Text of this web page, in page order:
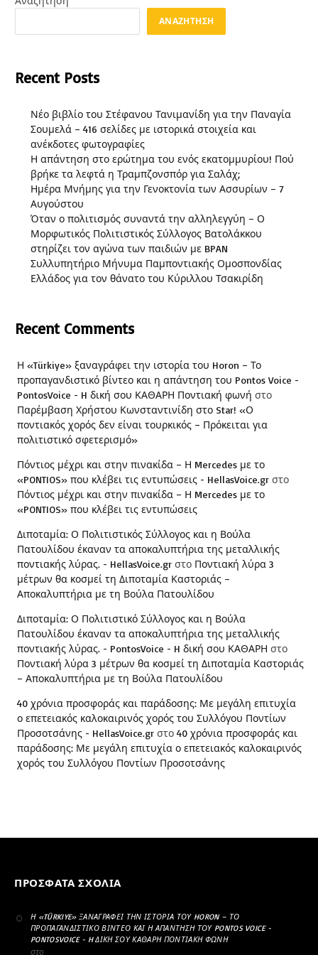
ΑΝΑΖΉΤΗΣΗ
Recent Posts
Νέο βιβλίο του Στέφανου Τανιμανίδη για την Παναγία
Σουμελά – 416 σελίδες με ιστορικά στοιχεία και
ανέκδοτες φωτογραφίες
Η απάντηση στο ερώτημα του ενός εκατομμυρίου! Πού
βρήκε τα λεφτά η Τραμπζονσπόρ για Σαλάχ;
Ημέρα Μνήμης για την Γενοκτονία των Ασσυρίων – 7
Αυγούστου
Όταν ο πολιτισμός συναντά την αλληλεγγύη – Ο
Μορφωτικός Πολιτιστικός Σύλλογος Βατολάκκου
στηρίζει τον αγώνα των παιδιών με BPAN
Συλλυπητήριο Μήνυμα Παμποντιακής Ομοσπονδίας
Ελλάδος για τον θάνατο του Κύριλλου Τσακιρίδη
Recent Comments
Η «Türkiye» ξαναγράφει την ιστορία του Horon – Το
προπαγανδιστικό βίντεο και η απάντηση του Pontos Voice -
PontosVoice - H δική σου ΚΑΘΑΡΗ Ποντιακή φωνή στο
Παρέμβαση Χρήστου Κωνσταντινίδη στο Star! «Ο
ποντιακός χορός δεν είναι τουρκικός – Πρόκειται για
πολιτιστικό σφετερισμό»
Πόντιος μέχρι και στην πινακίδα – Η Mercedes με το
«PONTIOS» που κλέβει τις εντυπώσεις - HellasVoice.gr στο
Πόντιος μέχρι και στην πινακίδα – Η Mercedes με το
«PONTIOS» που κλέβει τις εντυπώσεις
Διποταμία: Ο Πολιτιστικός Σύλλογος και η Βούλα
Πατουλίδου έκαναν τα αποκαλυπτήρια της μεταλλικής
ποντιακής λύρας. - HellasVoice.gr στο Ποντιακή λύρα 3
μέτρων θα κοσμεί τη Διποταμία Καστοριάς –
Αποκαλυπτήρια με τη Βούλα Πατουλίδου
Διποταμία: Ο Πολιτιστικό Σύλλογος και η Βούλα
Πατουλίδου έκαναν τα αποκαλυπτήρια της μεταλλικής
ποντιακής λύρας. - PontosVoice - H δική σου ΚΑΘΑΡΗ στο
Ποντιακή λύρα 3 μέτρων θα κοσμεί τη Διποταμία Καστοριάς
– Αποκαλυπτήρια με τη Βούλα Πατουλίδου
40 χρόνια προσφοράς και παράδοσης: Με μεγάλη επιτυχία
ο επετειακός καλοκαιρινός χορός του Συλλόγου Ποντίων
Προσοτσάνης - HellasVoice.gr στο 40 χρόνια προσφοράς και
παράδοσης: Με μεγάλη επιτυχία ο επετειακός καλοκαιρινός
χορός του Συλλόγου Ποντίων Προσοτσάνης
ΠΡΌΣΦΑΤΑ ΣΧΌΛΙΑ
Η «TÜRKIYE» ΞΑΝΑΓΡΆΦΕΙ ΤΗΝ ΙΣΤΟΡΊΑ ΤΟΥ HORON – ΤΟ
ΠΡΟΠΑΓΑΝΔΙΣΤΙΚΌ ΒΊΝΤΕΟ ΚΑΙ Η ΑΠΆΝΤΗΣΗ ΤΟΥ PONTOS VOICE -
PONTOSVOICE - H ΔΙΚΉ ΣΟΥ ΚΑΘΑΡΗ ΠΟΝΤΙΑΚΉ ΦΩΝΉ
στο